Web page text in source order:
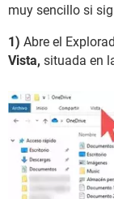
muy sencillo si
1) Abre el
Vista, situada en